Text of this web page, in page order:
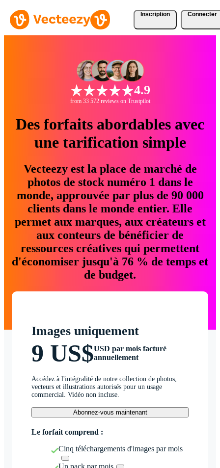
Inscription Connecter
4.9
from 33 572 reviews on Trustpilot
Des forfaits abordables avec
une tarification simple
Vecteezy est la place de marché de
photos de stock numéro 1 dans le
monde, approuvée par plus de 90 000
clients dans le monde entier. Elle
permet aux marques, aux créateurs et
aux conteurs de bénéficier de
ressources créatives qui permettent
d'économiser jusqu'à 76 % de temps et
de budget.
Images uniquement
9 US$USD par mois facturé
annuellement
Accédez à l'intégralité de notre collection de photos,
vecteurs et illustrations autorisés pour un usage
commercial. Vidéo non incluse.
Abonnez-vous maintenant
Le forfait comprend :
Cinq téléchargements d'images par mois
Un pack par mois